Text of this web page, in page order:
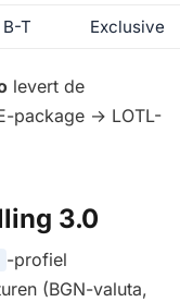
B-T Exclusive
levert de
package → LOTL-
3.0
-profiel
(BGN-valuta,